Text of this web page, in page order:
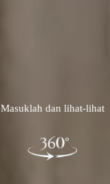
Masuklah dan lihat-lihat